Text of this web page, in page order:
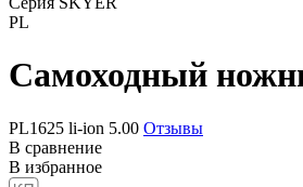
PL
Самоходный
PL1625 li-ion 5.00 Отзывы
В сравнение
В избранное